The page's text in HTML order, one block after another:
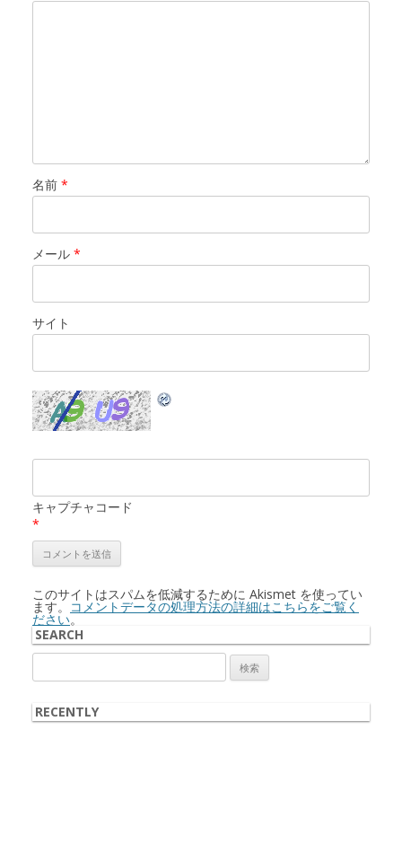
名前 *
メール *
サイト
キャプチャコード
*
このサイトはスパムを低減するために Akismet を使ってい
ます。 コメントデータの処理方法の詳細はこちらをご覧く
ださい。
SEARCH
索:
RECENTLY